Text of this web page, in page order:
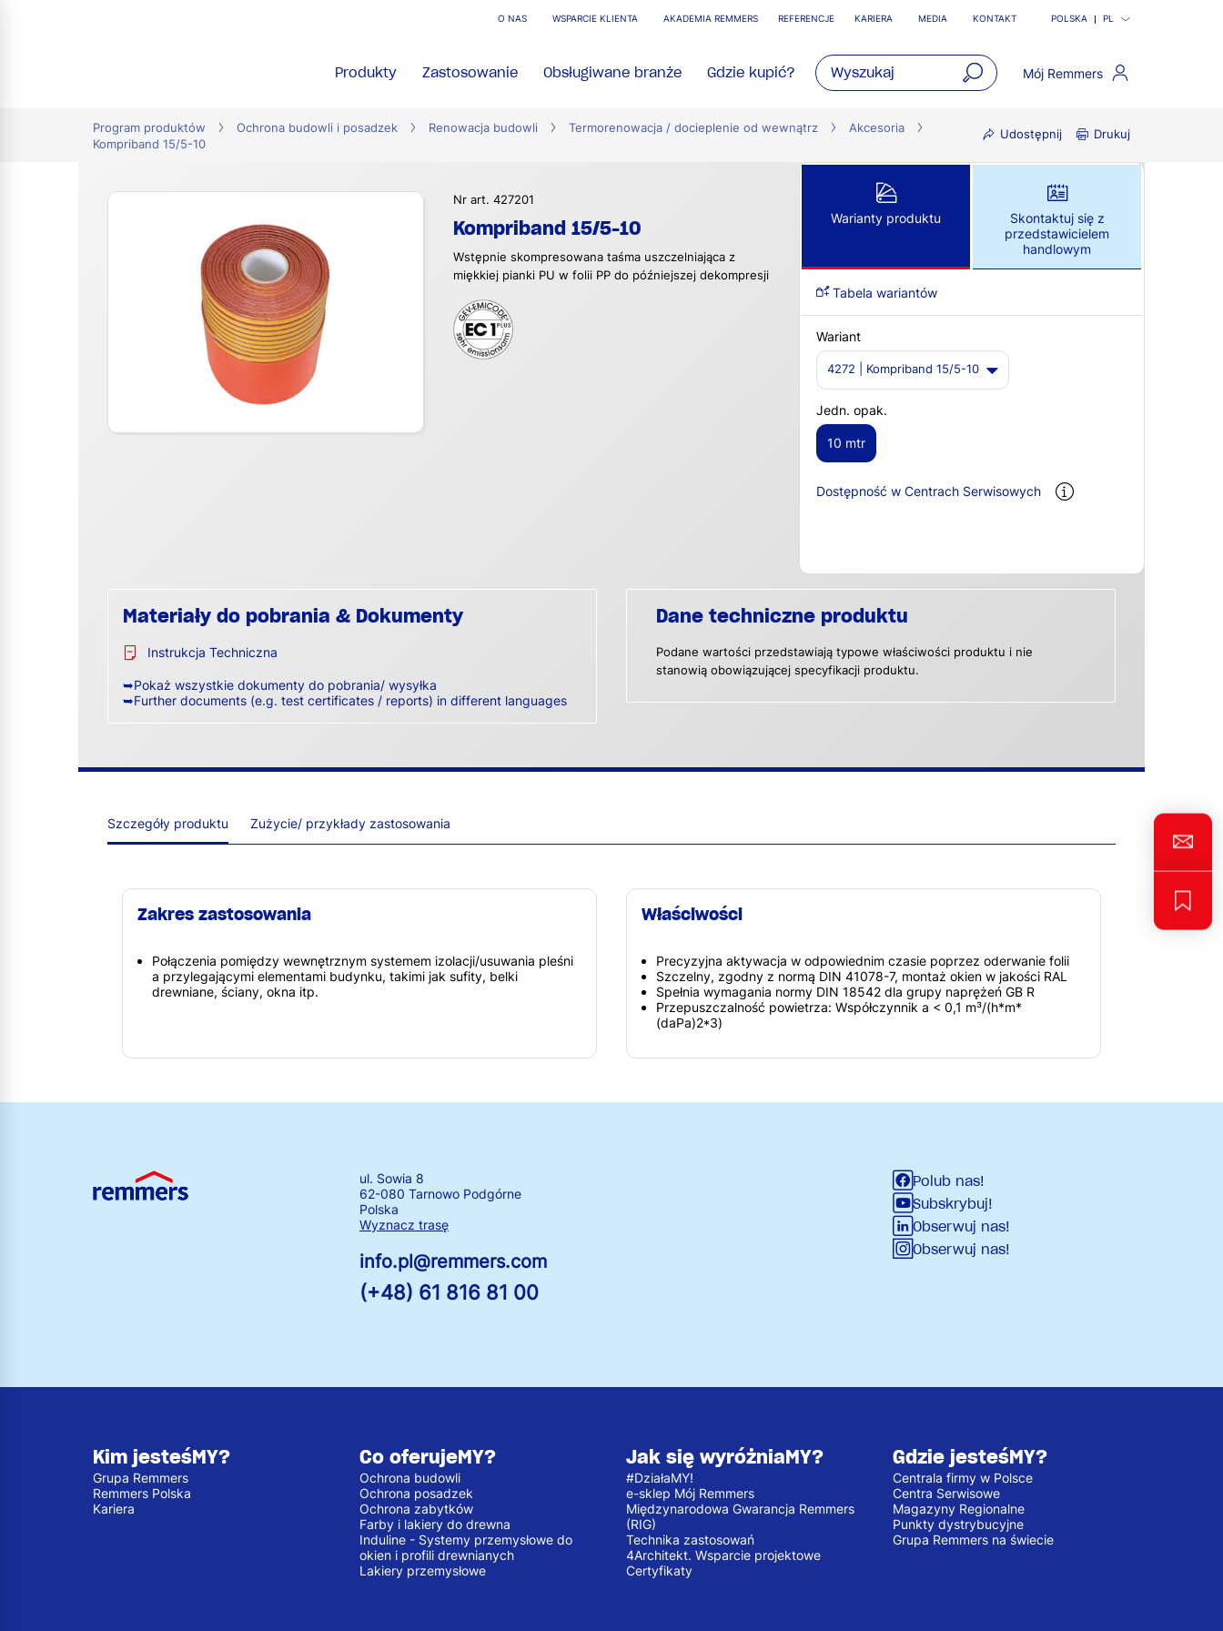
O NAS WSPARCIE KLIENTA AKADEMIA REMMERS REFERENCJE KARIERA MEDIA KONTAKT POLSKA PL
Produkty Zastosowanie Obsługiwane branże Gdzie kupić? Mój Remmers
Program produktów Ochrona budowli i posadzek Renowacja budowli Termorenowacja / docieplenie od wewnątrz
Akcesoria
Kompriband 15/5-10
Udostępnij Drukuj
Nr art. 427201
Kompriband 15/5-10
Wstępnie skompresowana taśma uszczelniająca z
miękkiej pianki PU w folii PP do późniejszej dekompresji
Warianty produktu
Skontaktuj się z
przedstawicielem
handlowym
Tabela wariantów
Wariant
4272 | Kompriband 15/5-10
Jedn. opak.
10 mtr
Dostępność w Centrach Serwisowych
Materiały do pobrania & Dokumenty
Instrukcja Techniczna
➥Pokaż wszystkie dokumenty do pobrania/ wysyłka
➥Further documents (e.g. test certificates / reports) in different languages
Dane techniczne produktu
Podane wartości przedstawiają typowe właściwości produktu i nie
stanowią obowiązującej specyfikacji produktu.
Szczegóły produktu Zużycie/ przykłady zastosowania
Zakres zastosowania
Połączenia pomiędzy wewnętrznym systemem izolacji/usuwania pleśni
a przylegającymi elementami budynku, takimi jak sufity, belki
drewniane, ściany, okna itp.
Właściwości
Precyzyjna aktywacja w odpowiednim czasie poprzez oderwanie folii
Szczelny, zgodny z normą DIN 41078-7, montaż okien w jakości RAL
Spełnia wymagania normy DIN 18542 dla grupy naprężeń GB R
Przepuszczalność powietrza: Współczynnik a < 0,1 m³/(h*m*
(daPa)2*3)
ul. Sowia 8
62-080 Tarnowo Podgórne
Polska
Wyznacz trasę
info.pl@remmers.com
(+48) 61 816 81 00
Polub nas!
Subskrybuj!
Obserwuj nas!
Obserwuj nas!
Kim jesteśMY?
Grupa Remmers
Remmers Polska
Kariera
Co oferujeMY?
Ochrona budowli
Ochrona posadzek
Ochrona zabytków
Farby i lakiery do drewna
Induline - Systemy przemysłowe do
okien i profili drewnianych
Lakiery przemysłowe
Jak się wyróżniaMY?
#DziałaMY!
e-sklep Mój Remmers
Międzynarodowa Gwarancja Remmers
(RIG)
Technika zastosowań
4Architekt. Wsparcie projektowe
Certyfikaty
Gdzie jesteśMY?
Centrala firmy w Polsce
Centra Serwisowe
Magazyny Regionalne
Punkty dystrybucyjne
Grupa Remmers na świecie